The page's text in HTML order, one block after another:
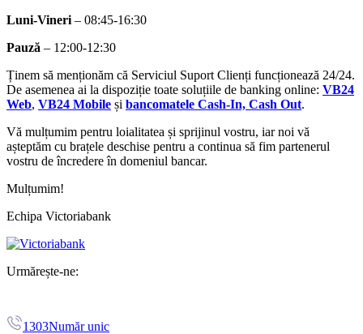
Luni-Vineri – 08:45-16:30
Pauză – 12:00-12:30
Ținem să menționăm că Serviciul Suport Clienți funcționează 24/24.
De asemenea ai la dispoziție toate soluțiile de banking online: VB24
Web, VB24 Mobile și bancomatele Cash-In, Cash Out.
Vă mulțumim pentru loialitatea și sprijinul vostru, iar noi vă
așteptăm cu brațele deschise pentru a continua să fim partenerul
vostru de încredere în domeniul bancar.
Mulțumim!
Echipa Victoriabank
Urmărește-ne:
1303Număr unic